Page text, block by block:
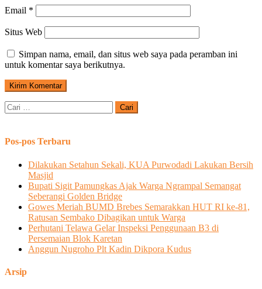
Email *
Situs Web
Simpan nama, email, dan situs web saya pada peramban ini
untuk komentar saya berikutnya.
Cari
untuk:
Pos-pos Terbaru
Dilakukan Setahun Sekali, KUA Purwodadi Lakukan Bersih
Masjid
Bupati Sigit Pamungkas Ajak Warga Ngrampal Semangat
Seberangi Golden Bridge
Gowes Meriah BUMD Brebes Semarakkan HUT RI ke-81,
Ratusan Sembako Dibagikan untuk Warga
Perhutani Telawa Gelar Inspeksi Penggunaan B3 di
Persemaian Blok Karetan
Anggun Nugroho Plt Kadin Dikpora Kudus
Arsip